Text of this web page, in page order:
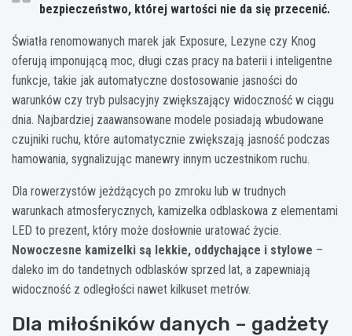
bezpieczeństwo, której wartości nie da się przecenić.
Światła renomowanych marek jak Exposure, Lezyne czy Knog
oferują imponującą moc, długi czas pracy na baterii i inteligentne
funkcje, takie jak automatyczne dostosowanie jasności do
warunków czy tryb pulsacyjny zwiększający widoczność w ciągu
dnia. Najbardziej zaawansowane modele posiadają wbudowane
czujniki ruchu, które automatycznie zwiększają jasność podczas
hamowania, sygnalizując manewry innym uczestnikom ruchu.
Dla rowerzystów jeżdżących po zmroku lub w trudnych
warunkach atmosferycznych, kamizelka odblaskowa z elementami
LED to prezent, który może dosłownie uratować życie.
Nowoczesne kamizelki są lekkie, oddychające i stylowe –
daleko im do tandetnych odblasków sprzed lat, a zapewniają
widoczność z odległości nawet kilkuset metrów.
Dla miłośników danych – gadżety